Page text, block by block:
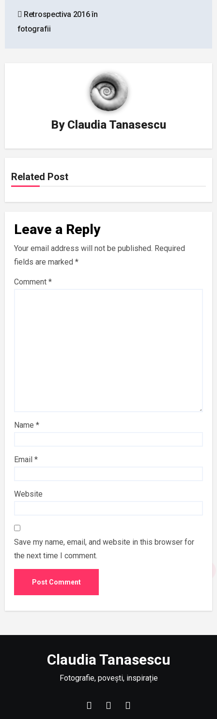
navigation
Retrospectiva 2016 în
fotografii
By Claudia Tanasescu
Related Post
Leave a Reply
Your email address will not be published. Required
fields are marked*
Comment*
Name*
Email*
Website
Save my name, email, and website in this browser for
the next time I comment.
Claudia Tanasescu
Fotografie, povești, inspirație